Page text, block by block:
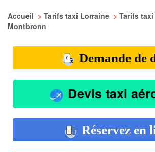
Accueil > Tarifs taxi Lorraine > Tarifs
Montbronn
Demande de
Devis taxi
Réservez en